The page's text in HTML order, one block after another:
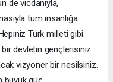
de vicdanıyla,
tüm insanlığa
Türk milleti gibi
devletin gençlerisiniz.
vizyoner bir nesilsiniz.